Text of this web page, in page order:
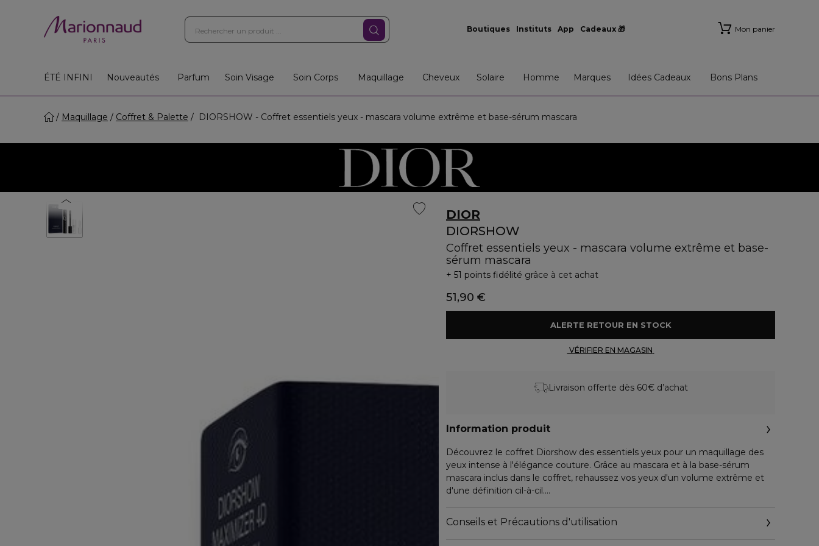
Boutiques Instituts App Cadeaux 🎁 Mon panier
ÉTÉ INFINI Nouveautés Parfum Soin Visage Soin Corps Maquillage Cheveux Solaire Homme Marques Idées Cadeaux Bons Plans
Maquillage Coffret & Palette DIORSHOW - Coffret essentiels yeux - mascara volume extrême et base-sérum mascara
DIOR
DIORSHOW
Coffret essentiels yeux - mascara volume extrême et base-
sérum mascara
51 points fidélité grâce à cet achat
51,90 €
Livraison offerte dès 60€ d’achat
Information produit
Découvrez le coffret Diorshow des essentiels yeux pour un maquillage des
yeux intense à l'élégance couture. Grâce au mascara et à la base-sérum
mascara inclus dans le coffret, rehaussez vos yeux d'un volume extrême et
d'une définition cil-à-cil.
Ce coffret Diorshow se compose de :
Conseils et Précautions d'utilisation